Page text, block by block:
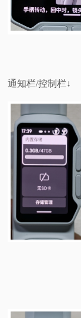
通知栏/控制栏↓